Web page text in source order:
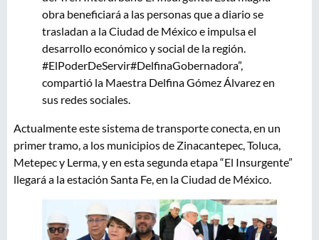
obra beneficiará a las personas que a diario se
trasladan a la Ciudad de México e impulsa el
desarrollo económico y social de la región.
#ElPoderDeServir#DelfinaGobernadora”,
compartió la Maestra Delfina Gómez Álvarez en
sus redes sociales.
Actualmente este sistema de transporte conecta, en un
primer tramo, a los municipios de Zinacantepec, Toluca,
Metepec y Lerma, y en esta segunda etapa “El Insurgente”
llegará a la estación Santa Fe, en la Ciudad de México.